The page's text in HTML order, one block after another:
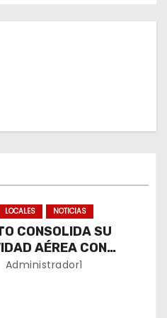
LOCALES NOTICIAS
CONSOLIDA SU
AÉREA CON
SEMANALES A
Administrador1